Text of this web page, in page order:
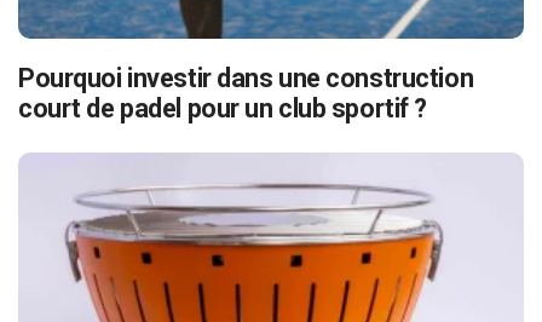
Pourquoi investir dans une construction
court de padel pour un club sportif ?